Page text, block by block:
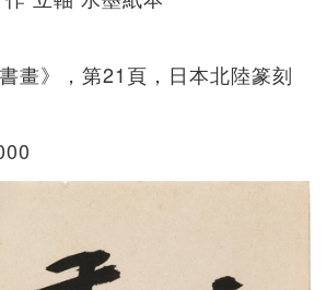
畫》，第21頁，日本北陸篆刻